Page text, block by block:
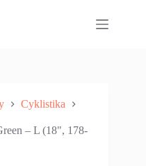
Cyklistika
– L (18", 178-